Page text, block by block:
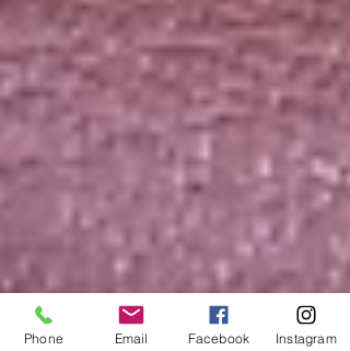
Phone Email Facebook Instagram